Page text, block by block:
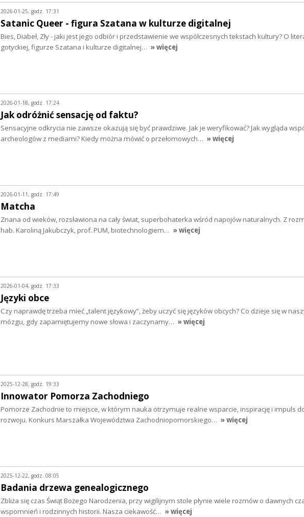
2026-01-25, godz. 17:31
Satanic Queer - figura Szatana w kulturze digitalnej
Bies, Diabeł, Zły - jaki jest jego odbiór i przedstawienie we współczesnych tekstach kultury? O
gotyckiej, figurze Szatana i kulturze digitalnej… » więcej
2026-01-18, godz. 17:24
Jak odróżnić sensację od faktu?
Sensacyjne odkrycia nie zawsze okazują się być prawdziwe. Jak je weryfikować? Jak wygląda
archeologów z mediami? Kiedy można mówić o przełomowych… » więcej
2026-01-11, godz. 17:49
Matcha
Znana od wieków, rozsławiona na cały świat, superbohaterka wśród napojów naturalnych. Z
hab. Karoliną Jakubczyk, prof. PUM, biotechnologiem… » więcej
2026-01-04, godz. 17:33
Języki obce
Czy naprawdę trzeba mieć „talent językowy”, żeby uczyć się języków obcych? Co dzieje się w
mózgu, gdy zapamiętujemy nowe słowa i zaczynamy… » więcej
2025-12-28, godz. 19:33
Innowator Pomorza Zachodniego
Pomorze Zachodnie to miejsce, w którym nauka otrzymuje realne wsparcie, inspirację i impuls
rozwoju. Konkurs Marszałka Województwa Zachodniopomorskiego… » więcej
2025-12-22, godz. 08:05
Badania drzewa genealogicznego
Zbliża się czas Świąt Bożego Narodzenia, przy wigilijnym stole płynie wiele rozmów o dawnych
wspomnień i rodzinnych historii. Nasza ciekawość… » więcej